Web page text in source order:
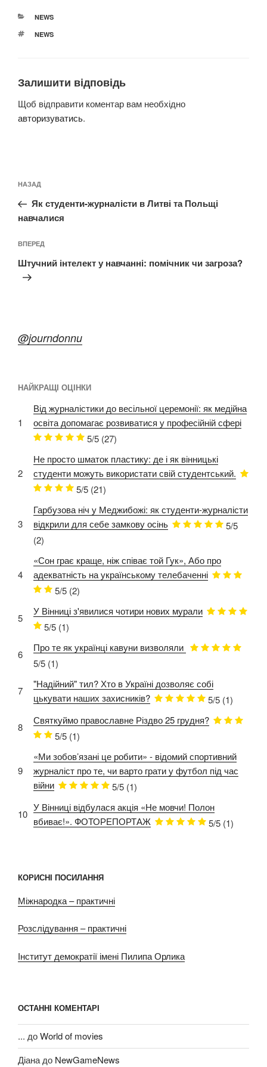
КАТЕГОРІЇ
NEWS
ПОЗНАЧКИ
NEWS
Залишити відповідь
Щоб відправити коментар вам необхідно
авторизуватись.
записів
Попередній
запис:
НАЗАД
Як студенти-журналісти в Литві та Польщі
навчалися
Наступний
запис
ВПЕРЕД
Штучний інтелект у навчанні: помічник чи загроза?
@journdonnu
НАЙКРАЩІ ОЦІНКИ
1
Від журналістики до весільної церемонії: як медійна
освіта допомагає розвиватися у професійній сфері
5/5 (27)
2
Не просто шматок пластику: де і як вінницькі
студенти можуть використати свій студентський.
5/5 (21)
3
Гарбузова ніч у Меджибожі: як студенти-журналісти
відкрили для себе замкову осінь
5/5
(2)
4
«Сон грає краще, ніж співає той Гук», Або про
адекватність на українському телебаченні
5/5 (2)
5
У Вінниці з'явилися чотири нових мурали
5/5 (1)
6
Про те як українці кавуни визволяли
5/5 (1)
7
"Надійний" тил? Хто в Україні дозволяє собі
цькувати наших захисників?
5/5 (1)
8
Святкуймо православне Різдво 25 грудня?
5/5 (1)
9
«Ми зобов’язані це робити» - відомий спортивний
журналіст про те, чи варто грати у футбол під час
війни
5/5 (1)
10
У Вінниці відбулася акція «Не мовчи! Полон
вбиває!». ФОТОРЕПОРТАЖ
5/5 (1)
КОРИСНІ ПОСИЛАННЯ
Міжнародка – практичні
Розслідування – практичні
Інститут демократії імені Пилипа Орлика
ОСТАННІ КОМЕНТАРІ
... доWorld of movies
Діанадо NewGameNews